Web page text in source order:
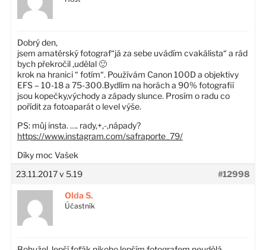
Dobrý den,
jsem amatérský fotograf“já za sebe uvádím cvakálista“ a rád
bych překročil ,udělal 🙂
krok na hranici “ fotím“. Používám Canon 100D a objektivy
EFS – 10-18 a 75-300.Bydlím na horách a 90% fotografií
jsou kopečky,východy a západy slunce. Prosím o radu co
pořídit za fotoaparát o level výše.
PS: můj insta. …. rady,+,-,nápady?
https://www.instagram.com/safraporte_79/
Díky moc Vašek
23.11.2017 v 5.19
#12998
Olda S.
Účastník